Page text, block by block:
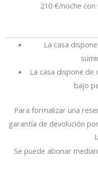
210 €/noche
La casa
La casa dispone
bajo
Para formalizar una
garantía de devolución
Se puede abonar